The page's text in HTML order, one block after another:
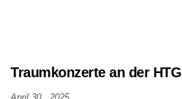
Traumkonzerte an der HTG